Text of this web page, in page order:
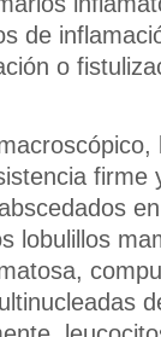
de
o
firme
lobulillos